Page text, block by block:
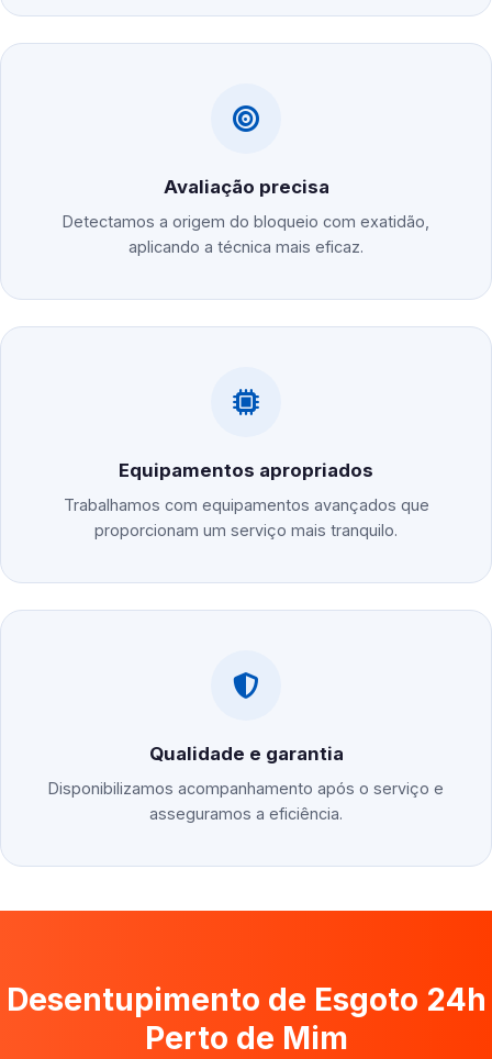
Avaliação precisa
Detectamos a origem do bloqueio com exatidão,
aplicando a técnica mais eficaz.
Equipamentos apropriados
Trabalhamos com equipamentos avançados que
proporcionam um serviço mais tranquilo.
Qualidade e garantia
Disponibilizamos acompanhamento após o serviço e
asseguramos a eficiência.
Desentupimento de Esgoto 24h
Perto de Mim